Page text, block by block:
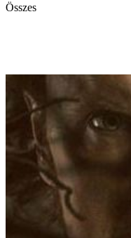
Összes